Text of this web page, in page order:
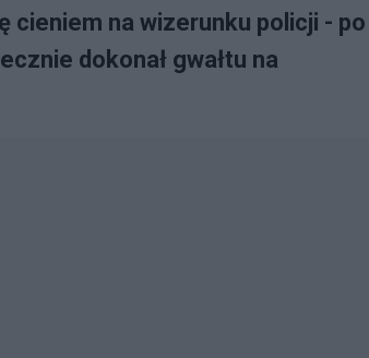
cieniem na wizerunku policji - po
dokonał gwałtu na